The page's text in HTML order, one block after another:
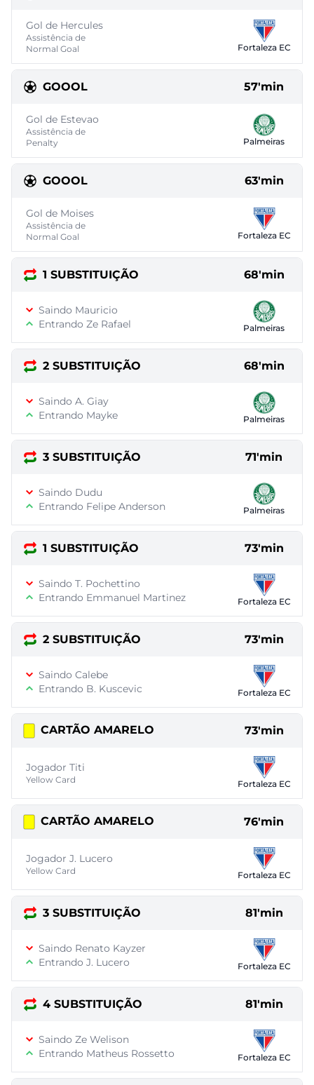
Gol de Hercules
Assistência de
Normal Goal
Fortaleza EC
GOOOL 57'min
Gol de Estevao
Assistência de
Penalty
Palmeiras
GOOOL 63'min
Gol de Moises
Assistência de
Normal Goal
Fortaleza EC
1 SUBSTITUIÇÃO 68'min
Saindo Mauricio
Entrando Ze Rafael
Palmeiras
2 SUBSTITUIÇÃO 68'min
Saindo A. Giay
Entrando Mayke
Palmeiras
3 SUBSTITUIÇÃO 71'min
Saindo Dudu
Entrando Felipe Anderson
Palmeiras
1 SUBSTITUIÇÃO 73'min
Saindo T. Pochettino
Entrando Emmanuel Martinez
Fortaleza EC
2 SUBSTITUIÇÃO 73'min
Saindo Calebe
Entrando B. Kuscevic
Fortaleza EC
CARTÃO AMARELO 73'min
Jogador Titi
Yellow Card Fortaleza EC
CARTÃO AMARELO 76'min
Jogador J. Lucero
Yellow Card Fortaleza EC
3 SUBSTITUIÇÃO 81'min
Saindo Renato Kayzer
Entrando J. Lucero
Fortaleza EC
4 SUBSTITUIÇÃO 81'min
Saindo Ze Welison
Entrando Matheus Rossetto
Fortaleza EC